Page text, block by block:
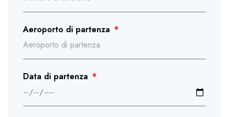
Aeroporto di partenza
Data di partenza